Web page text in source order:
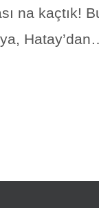
na kaçtık!